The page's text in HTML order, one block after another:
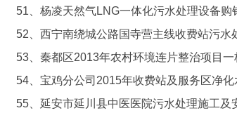
51、杨凌天然气LNG一体化污水处理设备购
52、西宁南绕城公路国寺营主线收费站污水
53、秦都区2013年农村环境连片整治项目一
54、宝鸡分公司2015年收费站及服务区净
55、延安市延川县中医医院污水处理施工及